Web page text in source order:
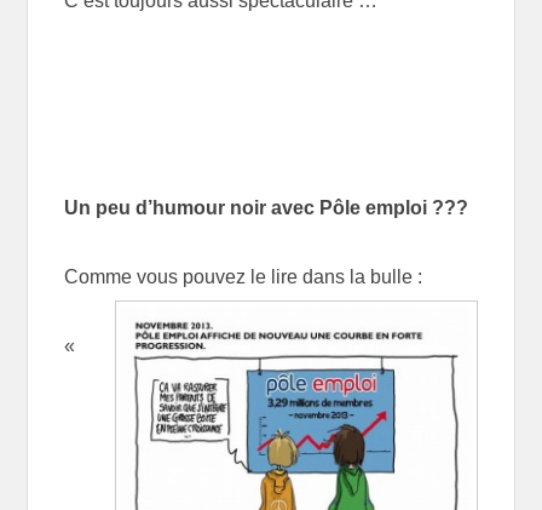
Un peu d’humour noir avec Pôle emploi ???
Comme vous pouvez le lire dans la bulle :
«